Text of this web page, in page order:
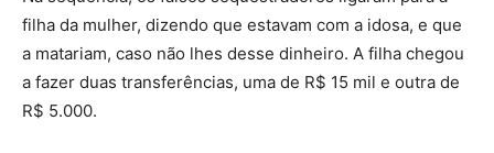
filha da mulher, dizendo que estavam com a idosa, e que
a matariam, caso não lhes desse dinheiro. A filha chegou
a fazer duas transferências, uma de R$ 15 mil e outra de
R$ 5.000.